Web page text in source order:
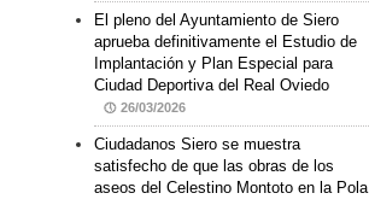
El pleno del Ayuntamiento de Siero
aprueba definitivamente el Estudio de
Implantación y Plan Especial para
Ciudad Deportiva del Real Oviedo
26/03/2026
Ciudadanos Siero se muestra
satisfecho de que las obras de los
aseos del Celestino Montoto en la Pola